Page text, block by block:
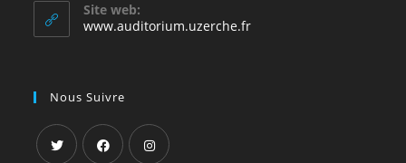
application
Site web:
www.auditorium.uzerche.fr
Nous Suivre